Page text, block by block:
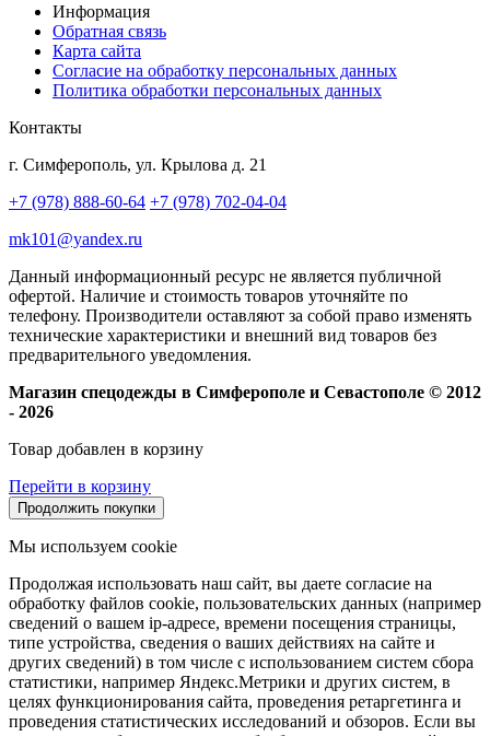
Информация
Обратная связь
Карта сайта
Согласие на обработку персональных данных
Политика обработки персональных данных
Контакты
г. Симферополь, ул. Крылова д. 21
+7 (978) 888-60-64 +7 (978) 702-04-04
mk101@yandex.ru
Данный информационный ресурс не является публичной
офертой. Наличие и стоимость товаров уточняйте по
телефону. Производители оставляют за собой право изменять
технические характеристики и внешний вид товаров без
предварительного уведомления.
Магазин спецодежды в Симферополе и Севастополе © 2012
- 2026
Товар добавлен в корзину
Перейти в корзину
Продолжить покупки
Мы используем cookie
Продолжая использовать наш сайт, вы даете согласие на
обработку файлов cookie, пользовательских данных (например
сведений о вашем ip-адресе, времени посещения страницы,
типе устройства, сведения о ваших действиях на сайте и
других сведений) в том числе с использованием систем сбора
статистики, например Яндекс.Метрики и других систем, в
целях функционирования сайта, проведения ретаргетинга и
проведения статистических исследований и обзоров. Если вы